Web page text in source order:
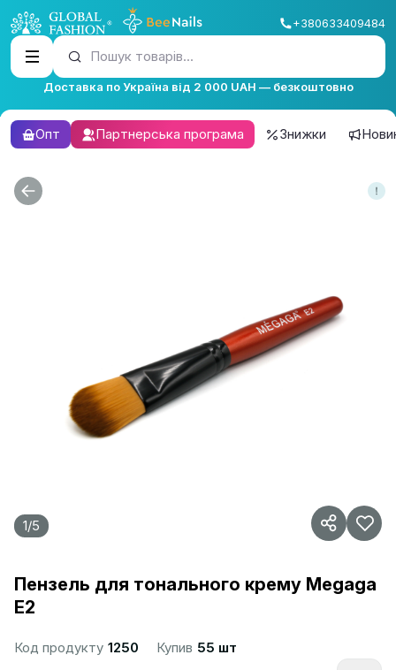
+380633409484
Пошук товарів...
Доставка по Україна від 2 000 UAH — безкоштовно
Опт Партнерська програма Знижки
1/5
Пензель для тонального крему Megaga
E2
Код продукту 1250 Купив 55 шт